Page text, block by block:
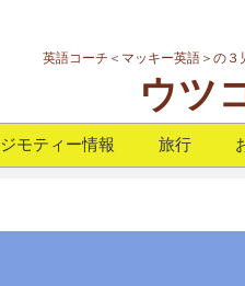
英語コーチ＜マッキー英語＞の
ウツ
ジモティー情報 旅行